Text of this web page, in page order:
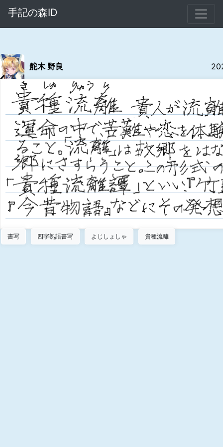
手記の森ID
舵木 野良
書写 四字熟語書写 よじしょしゃ 貴種流離